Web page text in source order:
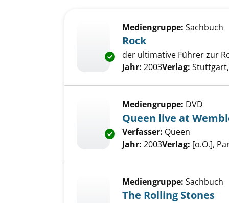
Exemplar-Details von Rock
Mediengruppe: Sachbuch
Rock
der ultimative Führer zur
Suche nach diesem
Jahr: 2003Verlag:
Exemplar-Details von Queen
Mediengruppe: DVD
Queen live at
Verfasser: Queen
Jahr: 2003Verlag: [o.O.],
Mediengruppe: Sachbuch
The Rolling Stones